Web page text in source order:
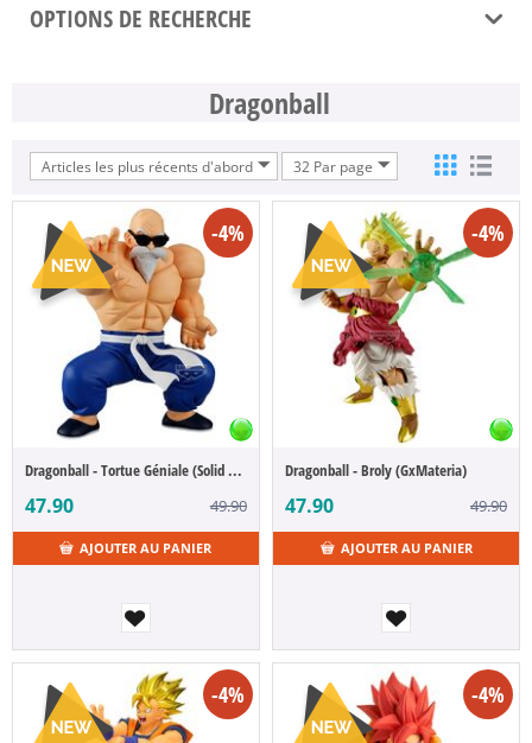
OPTIONS DE RECHERCHE
Dragonball
Articles les plus récents d'abord 32 Par page
-4%
Dragonball - Tortue Géniale (Solid Edge Works)
47.90 49.90
AJOUTER AU PANIER
-4%
Dragonball - Broly (GxMateria)
47.90 49.90
AJOUTER AU PANIER
-4% -4%